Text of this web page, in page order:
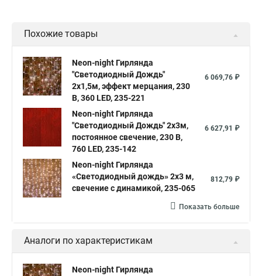
Похожие товары
Neon-night Гирлянда
"Светодиодный Дождь"
2х1,5м, эффект мерцания, 230
В, 360 LED, 235-221
6 069,76 ₽
Neon-night Гирлянда
"Светодиодный Дождь" 2х3м,
постоянное свечение, 230 В,
760 LED, 235-142
6 627,91 ₽
Neon-night Гирлянда
«Светодиодный дождь» 2х3 м,
свечение с динамикой, 235-065
812,79 ₽
Показать больше
Аналоги по характеристикам
Neon-night Гирлянда